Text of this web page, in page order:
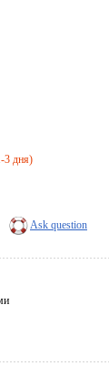
3 дня)
Ask question